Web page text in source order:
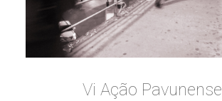
Vi Ação Pavunense